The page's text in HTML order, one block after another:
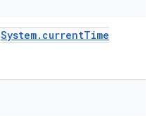
System. currentTime